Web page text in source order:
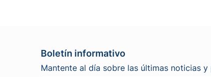
Boletín informativo
Mantente al día sobre las últimas noticias